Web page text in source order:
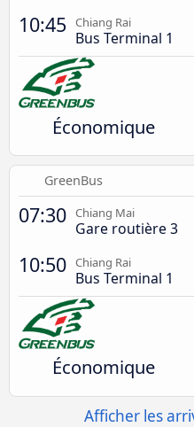
10:45 Chiang Rai
Bus Terminal 1
Économique
GreenBus
07:30 Chiang Mai
Gare routière 3
10:50 Chiang Rai
Bus Terminal 1
Économique
Afficher les